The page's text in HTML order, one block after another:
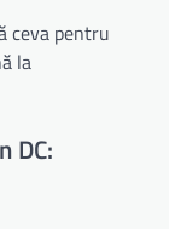
ceva pentru
la
DC: